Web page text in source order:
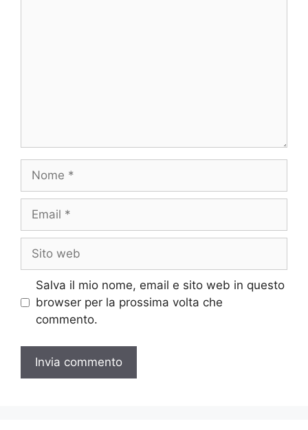
Nome
Email
Sito
web
Salva il mio nome, email e sito web in questo
browser per la prossima volta che
commento.